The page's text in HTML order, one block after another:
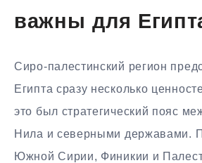
важны для
Сиро-палестинский регион
Египта сразу несколько
это был стратегический пояс
Нила и северными державами.
Южной Сирии, Финикии и